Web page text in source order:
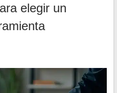
elegir un